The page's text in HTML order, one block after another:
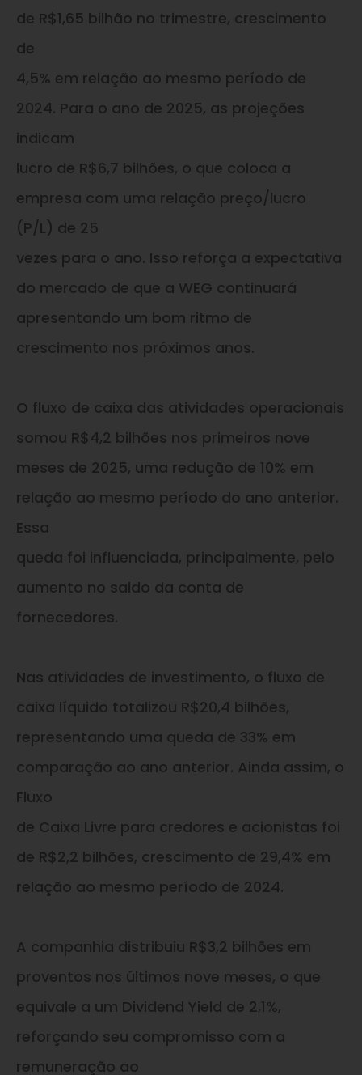
de R$1,65 bilhão no trimestre, crescimento
de
4,5% em relação ao mesmo período de
2024. Para o ano de 2025, as projeções
indicam
lucro de R$6,7 bilhões, o que coloca a
empresa com uma relação preço/lucro
(P/L) de 25
vezes para o ano. Isso reforça a expectativa
do mercado de que a WEG continuará
apresentando um bom ritmo de
crescimento nos próximos anos.
O fluxo de caixa das atividades operacionais
somou R$4,2 bilhões nos primeiros nove
meses de 2025, uma redução de 10% em
relação ao mesmo período do ano anterior.
Essa
queda foi influenciada, principalmente, pelo
aumento no saldo da conta de
fornecedores.
Nas atividades de investimento, o fluxo de
caixa líquido totalizou R$20,4 bilhões,
representando uma queda de 33% em
comparação ao ano anterior. Ainda assim, o
Fluxo
de Caixa Livre para credores e acionistas foi
de R$2,2 bilhões, crescimento de 29,4% em
relação ao mesmo período de 2024.
A companhia distribuiu R$3,2 bilhões em
proventos nos últimos nove meses, o que
equivale a um Dividend Yield de 2,1%,
reforçando seu compromisso com a
remuneração ao